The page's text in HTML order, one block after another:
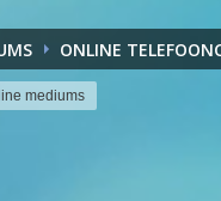
ONLINE
mediums